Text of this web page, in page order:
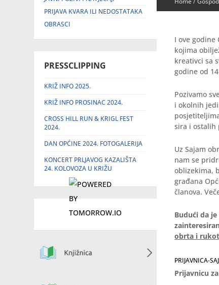
PRIJAVA KVARA ILI NEDOSTATAKA
OBRASCI
PRESSCLIPPING
KRIŽ INFO 2025.
KRIŽ INFO PROSINAC 2024.
CROSS HILL RUN & KRIGL FEST
2024.
DAN OPĆINE 2024. FOTOGALERIJA
KONCERT PRLJAVOG KAZALIŠTA
24. KOLOVOZA U KRIŽU
I ove
kojima
kreativci sa
godine od
Pozivamo
i okolnih
sira i ostalih
Uz Sajam
nam se
oblizekima,
građana
članova.
Budući da
obrta i
PRIJAVNICA-
Prijavnicu